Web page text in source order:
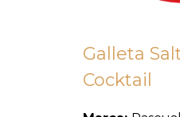
Galleta
Cocktail